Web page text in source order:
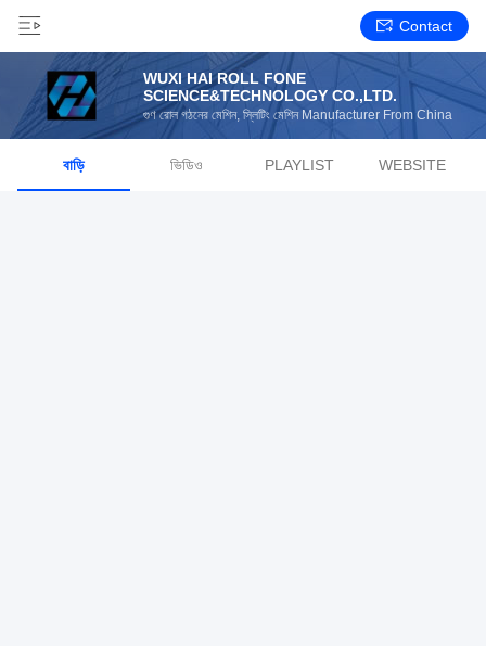
Contact
WUXI HAI ROLL FONE
SCIENCE&TECHNOLOGY CO.,LTD.
গুণ রোল গঠনের মেশিন, স্লিটিং মেশিন Manufacturer From China
বাড়ি ভিডিও PLAYLIST WEBSITE